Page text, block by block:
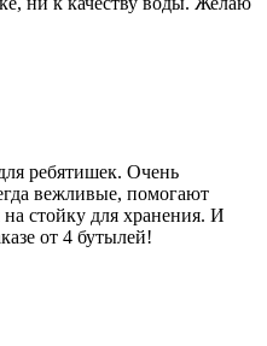
ребятишек. Очень
вежливые, помогают
стойку для хранения. И
от 4 бутылей!